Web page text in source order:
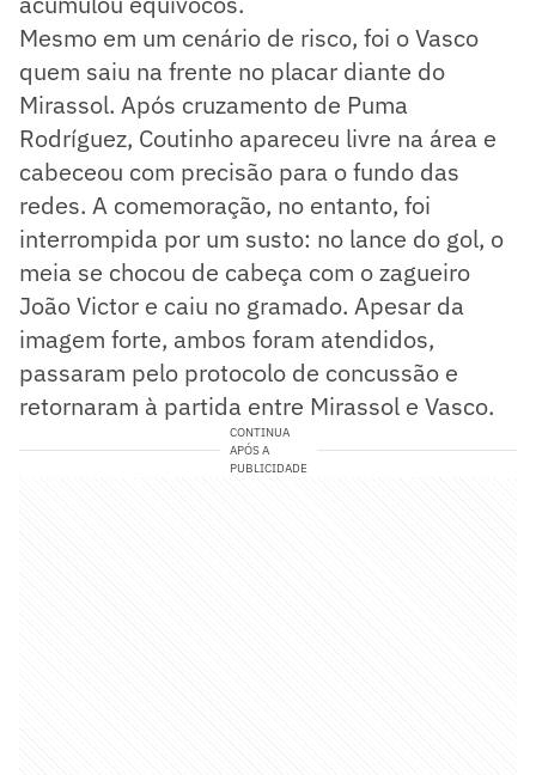
Mesmo em um cenário de risco, foi o Vasco
quem saiu na frente no placar diante do
Mirassol. Após cruzamento de Puma
Rodríguez, Coutinho apareceu livre na área e
cabeceou com precisão para o fundo das
redes. A comemoração, no entanto, foi
interrompida por um susto: no lance do gol, o
meia se chocou de cabeça com o zagueiro
João Victor e caiu no gramado. Apesar da
imagem forte, ambos foram atendidos,
passaram pelo protocolo de concussão e
retornaram à partida entre Mirassol e Vasco.
CONTINUA
APÓS A
PUBLICIDADE